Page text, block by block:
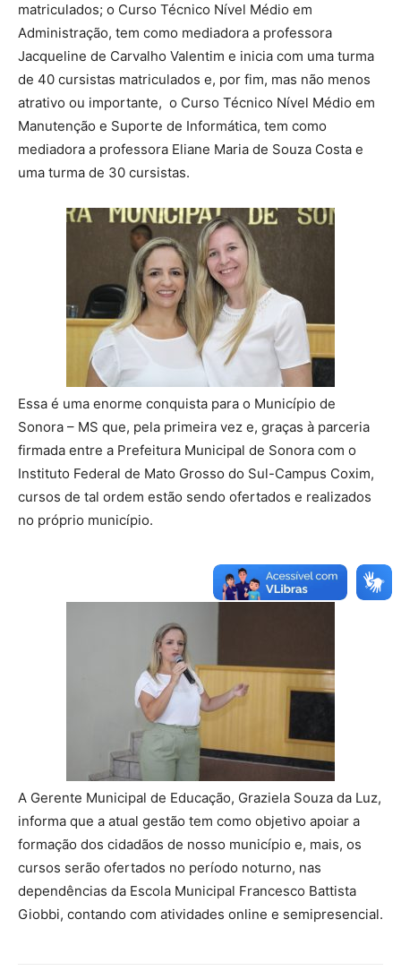
matriculados; o Curso Técnico Nível Médio em
Administração, tem como mediadora a professora
Jacqueline de Carvalho Valentim e inicia com uma turma
de 40 cursistas matriculados e, por fim, mas não menos
atrativo ou importante, o Curso Técnico Nível Médio em
Manutenção e Suporte de Informática, tem como
mediadora a professora Eliane Maria de Souza Costa e
uma turma de 30 cursistas.
Essa é uma enorme conquista para o Município de
Sonora – MS que, pela primeira vez e, graças à parceria
firmada entre a Prefeitura Municipal de Sonora com o
Instituto Federal de Mato Grosso do Sul-Campus Coxim,
cursos de tal ordem estão sendo ofertados e realizados
no próprio município.
A Gerente Municipal de Educação, Graziela Souza da Luz,
informa que a atual gestão tem como objetivo apoiar a
formação dos cidadãos de nosso município e, mais, os
cursos serão ofertados no período noturno, nas
dependências da Escola Municipal Francesco Battista
Giobbi, contando com atividades online e semipresencial.